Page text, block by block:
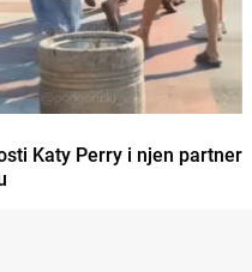
Katy Perry i njen partner